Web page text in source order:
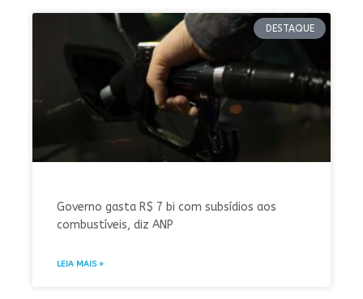
DESTAQUE
Governo gasta R$ 7 bi com subsídios aos
combustíveis, diz ANP
LEIA MAIS »